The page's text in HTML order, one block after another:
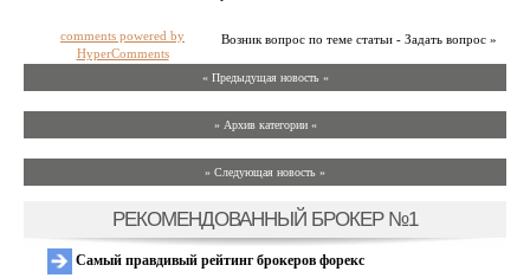
Возник вопрос по теме статьи - Задать вопрос »
comments powered by
HyperComments
« Предыдущая новость «
» Архив категории «
» Следующая новость »
РЕКОМЕНДОВАННЫЙ БРОКЕР №1
Самый правдивый рейтинг брокеров форекс